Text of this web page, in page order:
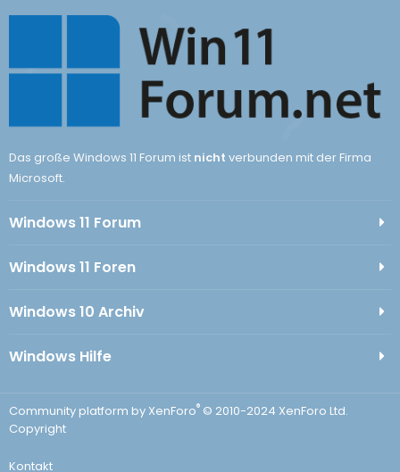
Das große Windows 11 Forum ist nicht verbunden mit der Firma
Microsoft.
Windows 11 Forum
Windows 11 Foren
Windows 10 Archiv
Windows Hilfe
Community platform by XenForo® © 2010-2024 XenForo Ltd.
Copyright
Kontakt